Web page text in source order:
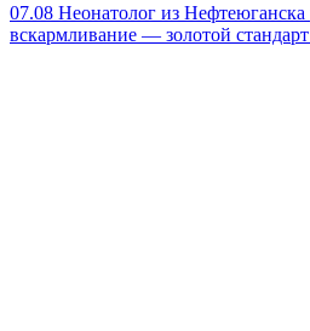
07.08 Неонатолог из Нефтеюганска
вскармливание — золотой